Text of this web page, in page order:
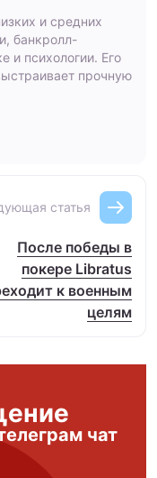
и средних
банкролл-
и психологии. Его
прочную
статья
После победы в
покере Libratus
к военным
целям
чат